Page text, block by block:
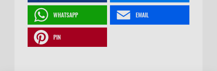
WHATSAPP EMAIL
PIN